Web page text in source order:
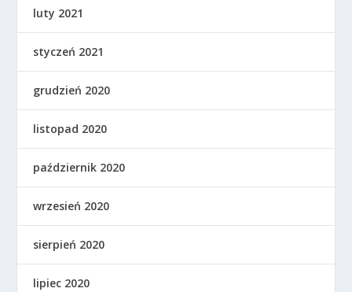
luty 2021
styczeń 2021
grudzień 2020
listopad 2020
październik 2020
wrzesień 2020
sierpień 2020
lipiec 2020